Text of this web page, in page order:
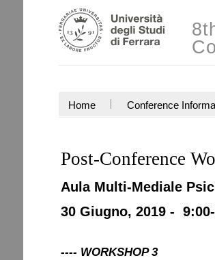
Salta
ai
contenuti.
Strumenti
personali
SEZIONI
Home Conference
Post-Conference
Aula Multi-Mediale
30 Giugno, 2019 -
---- WORKSHOP 3